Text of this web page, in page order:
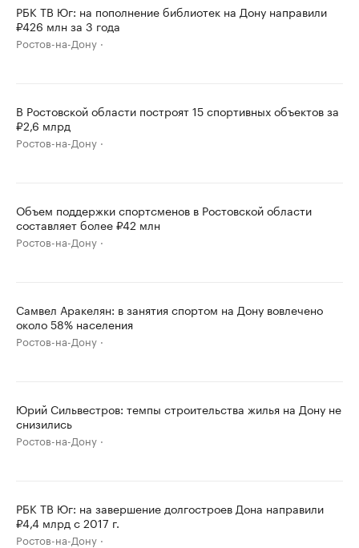
РБК ТВ Юг: на пополнение библиотек на Дону направили
₽426 млн за 3 года
Ростов-на-Дону
В Ростовской области построят 15 спортивных объектов за
₽2,6 млрд
Ростов-на-Дону
Объем поддержки спортсменов в Ростовской области
составляет более ₽42 млн
Ростов-на-Дону
Самвел Аракелян: в занятия спортом на Дону вовлечено
около 58% населения
Ростов-на-Дону
Юрий Сильвестров: темпы строительства жилья на Дону не
снизились
Ростов-на-Дону
РБК ТВ Юг: на завершение долгостроев Дона направили
₽4,4 млрд с 2017 г.
Ростов-на-Дону